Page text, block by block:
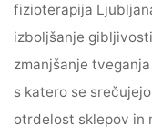
fizioterapija
izboljšanje
zmanjšanje
s katero se
otrdelost sklepov in